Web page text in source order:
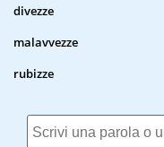
divezze
malavvezze
rubizze